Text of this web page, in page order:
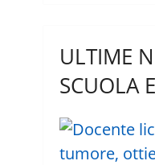
ULTIME
SCUOLA